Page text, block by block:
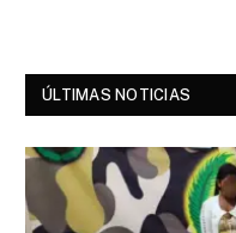
ÚLTIMAS NOTICIAS